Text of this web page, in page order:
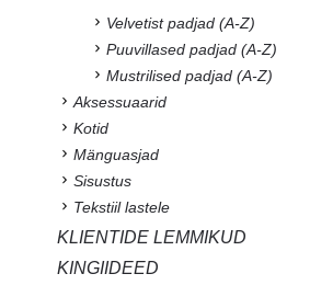
Velvetist padjad (A-Z)
Puuvillased padjad (A-Z)
Mustrilised padjad (A-Z)
Aksessuaarid
Kotid
Mänguasjad
Sisustus
Tekstiil lastele
KLIENTIDE LEMMIKUD
KINGIIDEED